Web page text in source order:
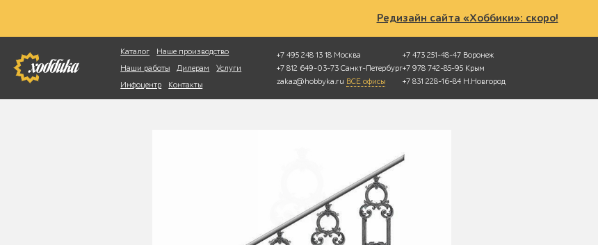
Редизайн сайта «Хоббики»: скоро!
Каталог
Наше производство
Наши работы
Дилерам
Услуги
Инфоцентр
Контакты
+7 495 248 13 18 Москва
+7 812 649-03-73 Санкт-Петербург
zakaz@hobbyka.ru ВСЕ офисы
+7 473 251-48-47 Воронеж
+7 978 742-85-95 Крым
+7 831 228-16-84 Н.Новгород
Фотопоиск